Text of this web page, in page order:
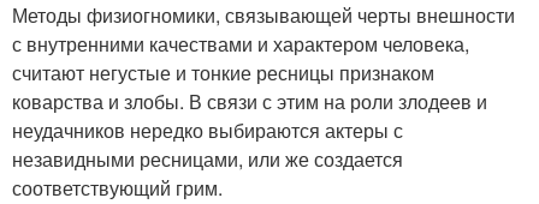
Методы физиогномики, связывающей черты внешности
с внутренними качествами и характером человека,
считают негустые и тонкие ресницы признаком
коварства и злобы. В связи с этим на роли злодеев и
неудачников нередко выбираются актеры с
незавидными ресницами, или же создается
соответствующий грим.